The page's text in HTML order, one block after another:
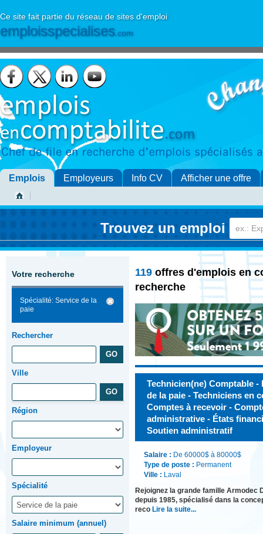
Ce site fait partie du réseau de sites d'emploi
emploisspecialises.com
Emplois Employeurs Info CV Afficher une offre
Trouvez un emploi
Votre recherche
Spécialité: Service de la
paie
Rechercher
Ville
Région
Employeur
Spécialité
Salaire minimum (annuel)
119 offres d'emplois en
recherche
Technicien(ne) Comptable
de la paie - Techniciens en
Comptes à recevoir -
administrative - États
Soutien administratif
Salaire : De 60000$ à 80000$
Type de poste : Permanent
Ville : Laval
Rejoignez la grande famille Armodec
depuis 1985, spécialisé dans la
reco Lire la suite...